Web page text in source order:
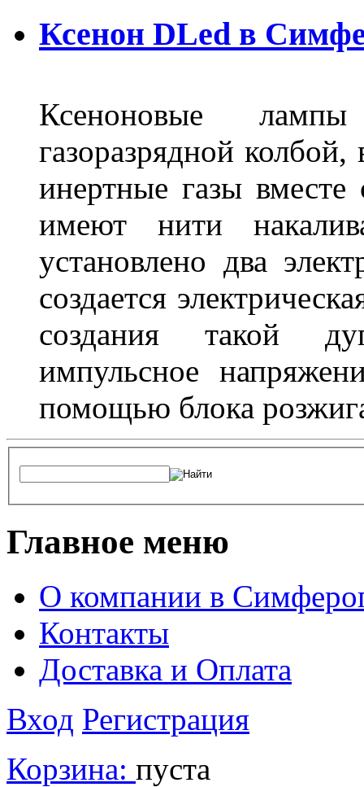
Ксенон DLed в
Ксеноновые
газоразрядной
инертные газы
имеют нити
установлено два
создается
создания такой
импульсное
помощью блока
Главное меню
О компании в
Контакты
Доставка и Оплата
Вход Регистрация
Корзина: пуста